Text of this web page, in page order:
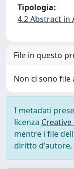
Tipologia:
4.2 Abstract in
File in questo
Non ci sono
I metadati
licenza Creative
mentre i file
diritto d'autore,